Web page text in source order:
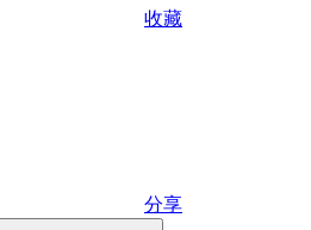
收藏
分享